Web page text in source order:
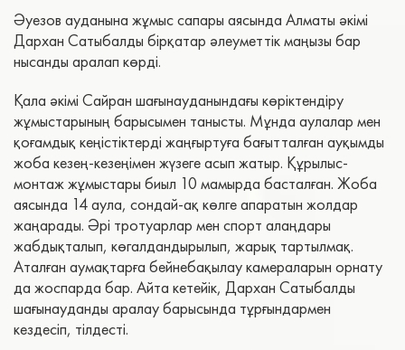
Әуезов ауданына жұмыс сапары аясында Алматы әкімі
Дархан Сатыбалды бірқатар әлеуметтік маңызы бар
нысанды аралап көрді.
Қала әкімі Сайран шағынауданындағы көріктендіру
жұмыстарының барысымен танысты. Мұнда аулалар мен
қоғамдық кеңістіктерді жаңғыртуға бағытталған ауқымды
жоба кезең-кезеңімен жүзеге асып жатыр. Құрылыс-
монтаж жұмыстары биыл 10 мамырда басталған. Жоба
аясында 14 аула, сондай-ақ көлге апаратын жолдар
жаңарады. Әрі тротуарлар мен спорт алаңдары
жабдықталып, көгалдандырылып, жарық тартылмақ.
Аталған аумақтарға бейнебақылау камераларын орнату
да жоспарда бар. Айта кетейік, Дархан Сатыбалды
шағынауданды аралау барысында тұрғындармен
кездесіп, тілдесті.